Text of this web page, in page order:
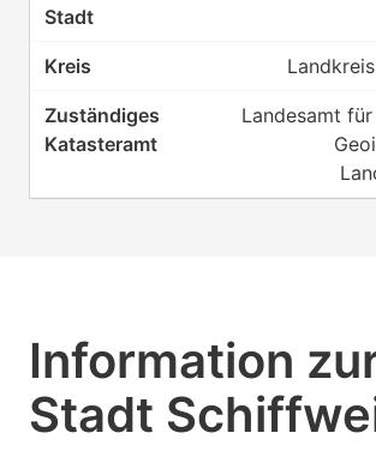
Landesamt
Information
Stadt